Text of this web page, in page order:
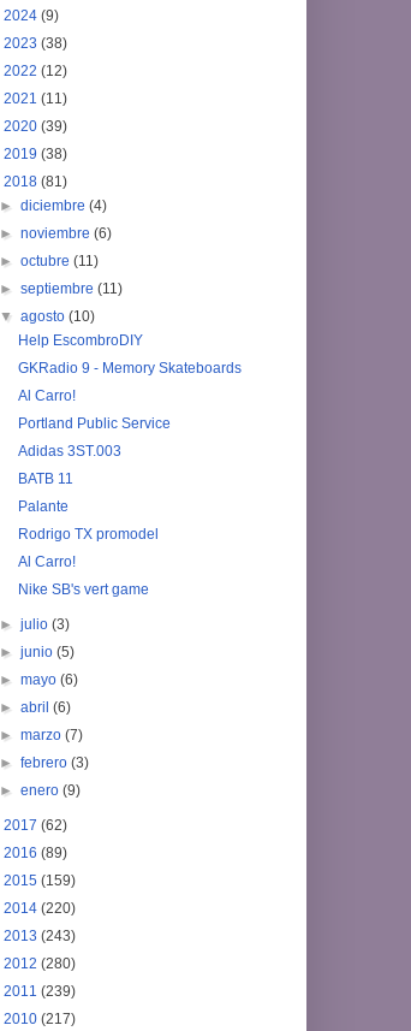
2024 (9)
2023 (38)
2022 (12)
2021 (11)
2020 (39)
2019 (38)
2018 (81)
►diciembre(4)
►noviembre(6)
►octubre(11)
►septiembre(11)
▼agosto(10)
Help EscombroDIY
GKRadio 9 - Memory Skateboards
Al Carro!
Portland Public Service
Adidas 3ST.003
BATB 11
Palante
Rodrigo TX promodel
Al Carro!
Nike SB's vert game
►julio(3)
►junio(5)
►mayo(6)
►abril(6)
►marzo(7)
►febrero(3)
►enero(9)
2017 (62)
2016 (89)
2015 (159)
2014 (220)
2013 (243)
2012 (280)
2011 (239)
2010 (217)